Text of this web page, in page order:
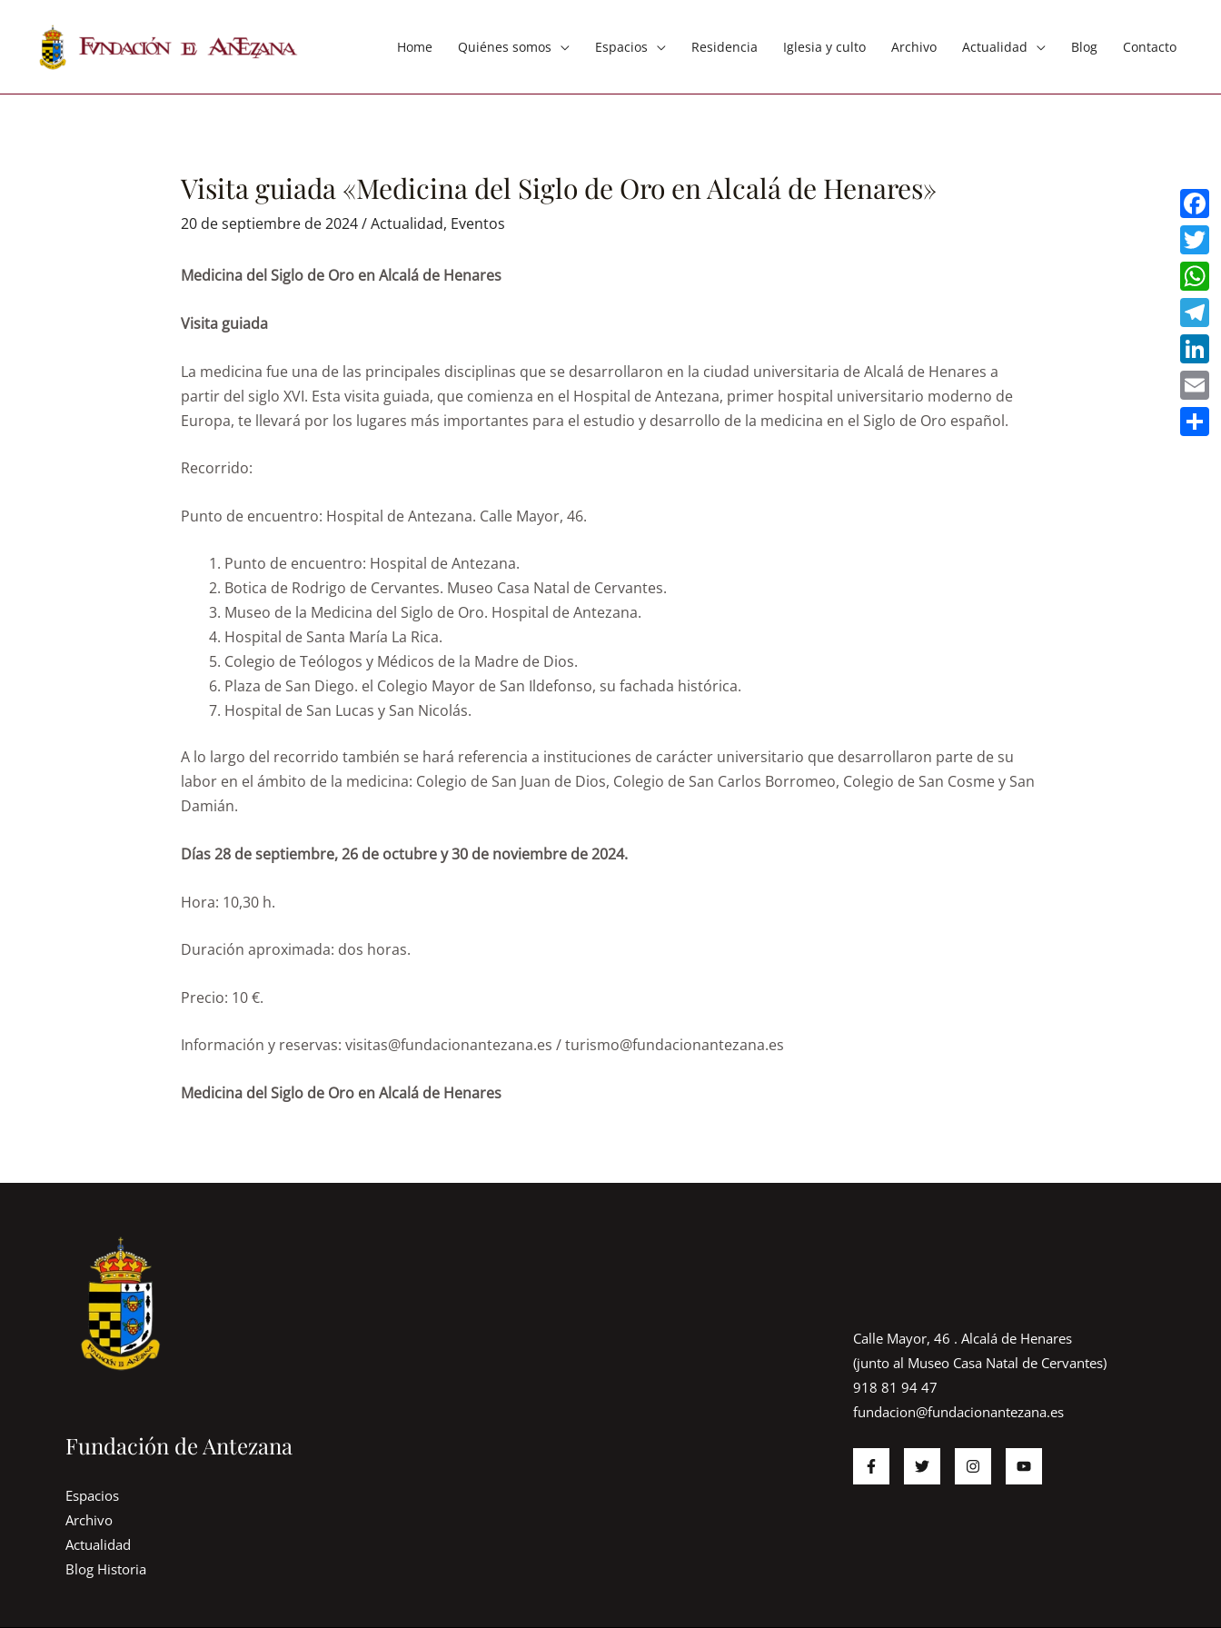
Home Quiénes somos Espacios Residencia Iglesia y culto Archivo Actualidad Blog Contacto
Visita guiada «Medicina del Siglo de Oro en Alcalá de Henares»
20 de septiembre de 2024/Actualidad, Eventos
Medicina del Siglo de Oro en Alcalá de Henares
Visita guiada
La medicina fue una de las principales disciplinas que se desarrollaron en la ciudad universitaria de Alcalá de Henares a
partir del siglo XVI. Esta visita guiada, que comienza en el Hospital de Antezana, primer hospital universitario moderno de
Europa, te llevará por los lugares más importantes para el estudio y desarrollo de la medicina en el Siglo de Oro español.
Recorrido:
Punto de encuentro: Hospital de Antezana. Calle Mayor, 46.
Punto de encuentro: Hospital de Antezana.
Botica de Rodrigo de Cervantes. Museo Casa Natal de Cervantes.
Museo de la Medicina del Siglo de Oro. Hospital de Antezana.
Hospital de Santa María La Rica.
Colegio de Teólogos y Médicos de la Madre de Dios.
Plaza de San Diego. el Colegio Mayor de San Ildefonso, su fachada histórica.
Hospital de San Lucas y San Nicolás.
A lo largo del recorrido también se hará referencia a instituciones de carácter universitario que desarrollaron parte de su
labor en el ámbito de la medicina: Colegio de San Juan de Dios, Colegio de San Carlos Borromeo, Colegio de San Cosme y San
Damián.
Días 28 de septiembre, 26 de octubre y 30 de noviembre de 2024.
Hora: 10,30 h.
Duración aproximada: dos horas.
Precio: 10 €.
Información y reservas: visitas@fundacionantezana.es / turismo@fundacionantezana.es
Medicina del Siglo de Oro en Alcalá de Henares
Fundación de Antezana
Espacios
Archivo
Actualidad
Blog Historia
Calle Mayor, 46 . Alcalá de Henares
(junto al Museo Casa Natal de Cervantes)
918 81 94 47
fundacion@fundacionantezana.es
Email